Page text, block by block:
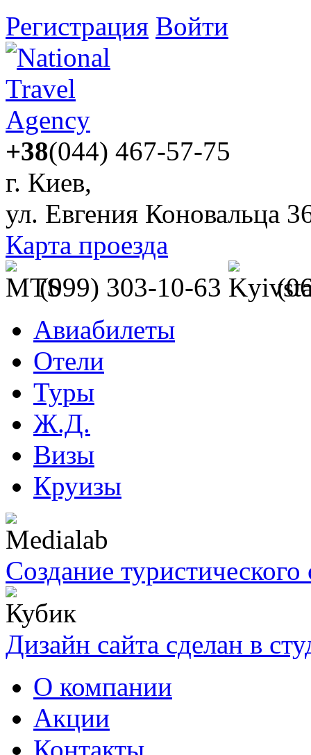
Регистрация Войти
+38(044) 467-57-75
г. Киев,
ул. Евгения Коновальца
Карта проезда
(099) 303-10-63
Авиабилеты
Отели
Туры
Ж.Д.
Визы
Круизы
Создание туристического
Дизайн сайта сделан в
О компании
Акции